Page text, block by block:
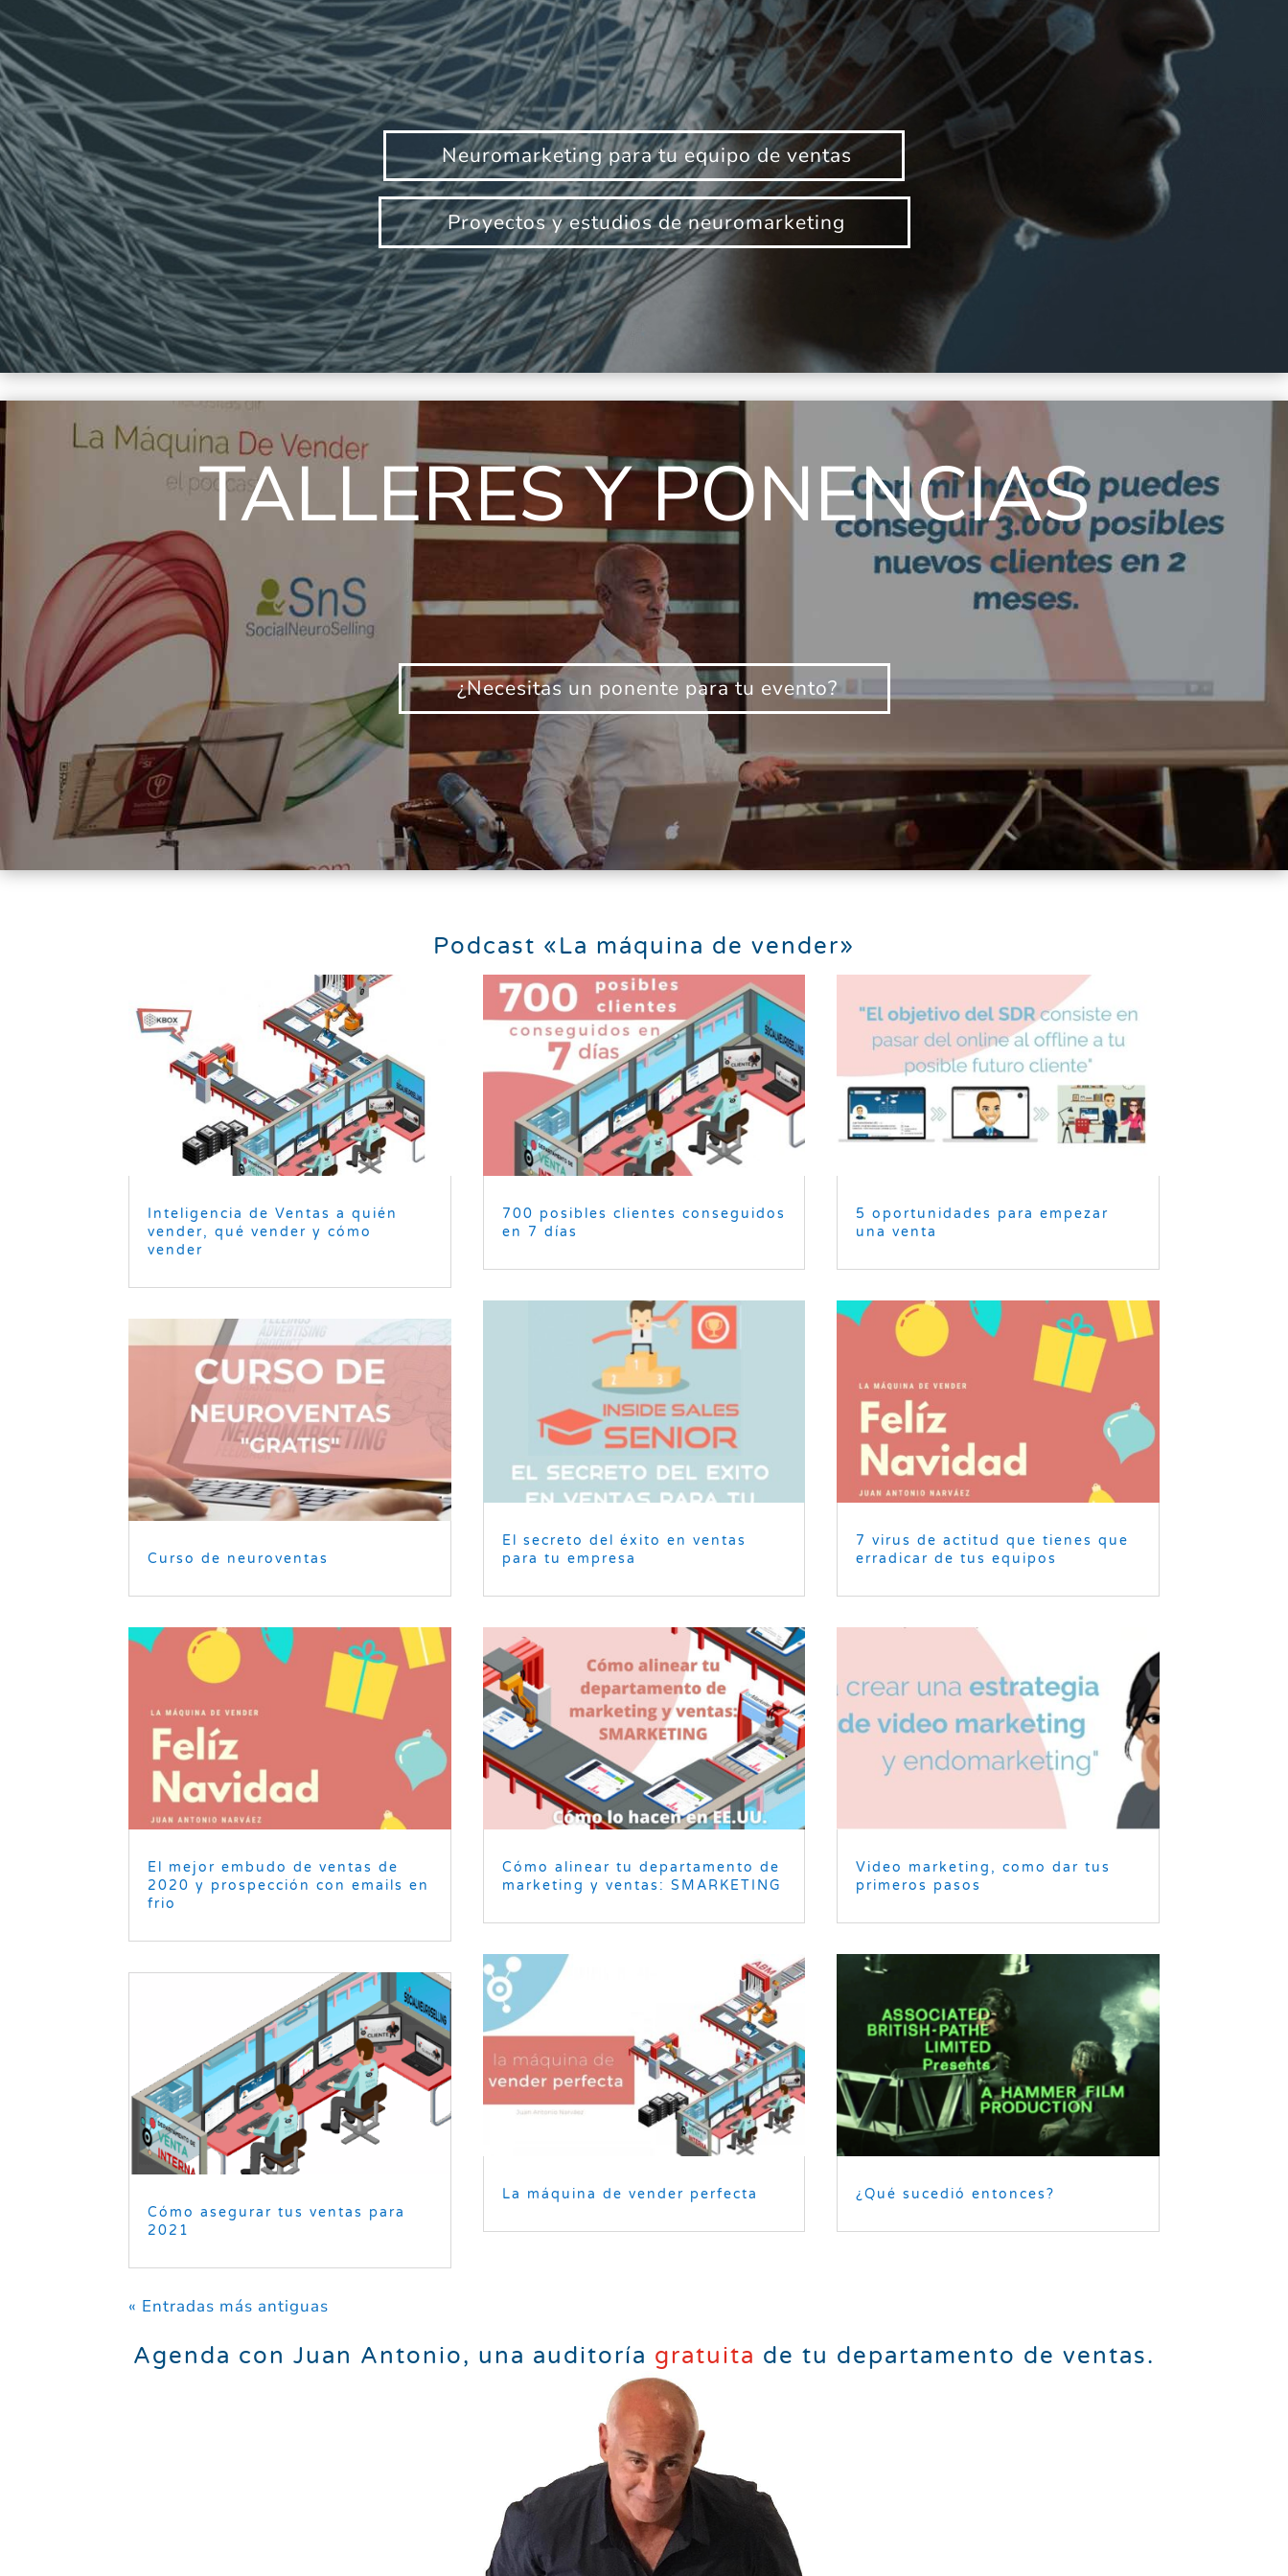
Neuromarketing para tu equipo de ventas
Proyectos y estudios de neuromarketing
TALLERES Y PONENCIAS
¿Necesitas un ponente para tu evento?
Podcast «La máquina de vender»
Inteligencia de Ventas a quién
vender, qué vender y cómo
vender
Curso de neuroventas
El mejor embudo de ventas de
2020 y prospección con emails en
frio
Cómo asegurar tus ventas para
2021
700 posibles clientes conseguidos
en 7 días
El secreto del éxito en ventas
para tu empresa
Cómo alinear tu departamento de
marketing y ventas: SMARKETING
La máquina de vender perfecta
5 oportunidades para empezar
una venta
7 virus de actitud que tienes que
erradicar de tus equipos
Video marketing, como dar tus
primeros pasos
¿Qué sucedió entonces?
« Entradas más antiguas
Agenda con Juan Antonio, una auditoría gratuita de tu departamento de ventas.